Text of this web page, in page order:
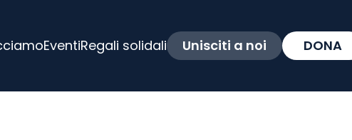
EventiRegali solidali Unisciti a noi DONA